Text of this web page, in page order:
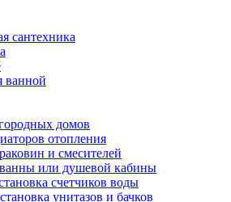
сантехника
ванной
домов
отопления
и смесителей
ванны или душевой кабины
счетчиков воды
унитазов и бачков